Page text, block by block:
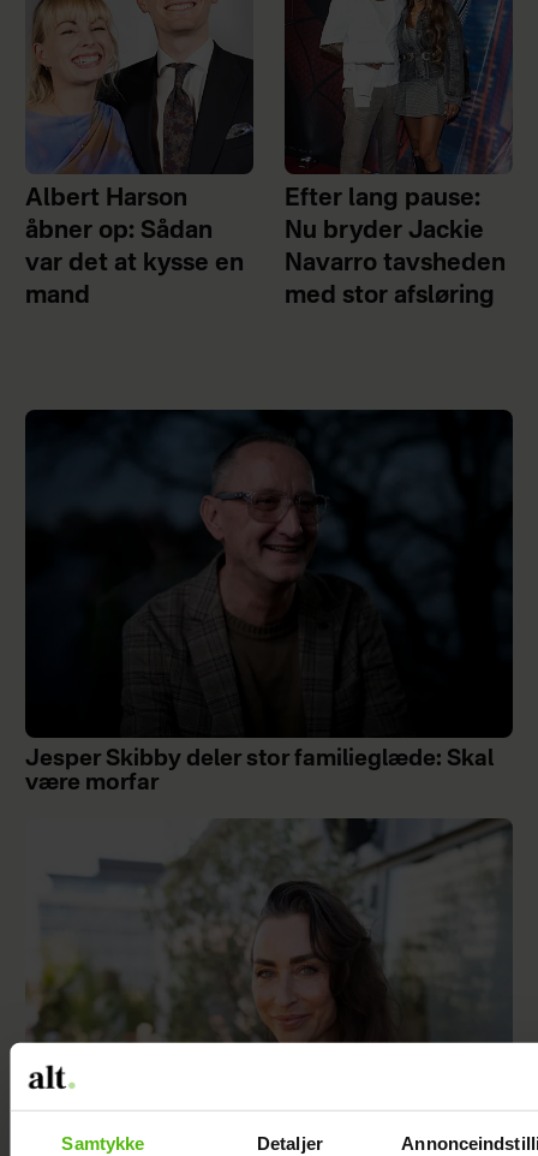
Samtykke Detaljer
Albert Harson
åbner op: Sådan
var det at kysse en
mand
Efter lang pause:
Nu bryder Jackie
Navarro tavsheden
med stor afsløring
Jesper Skibby deler stor familieglæde: Skal
være morfar